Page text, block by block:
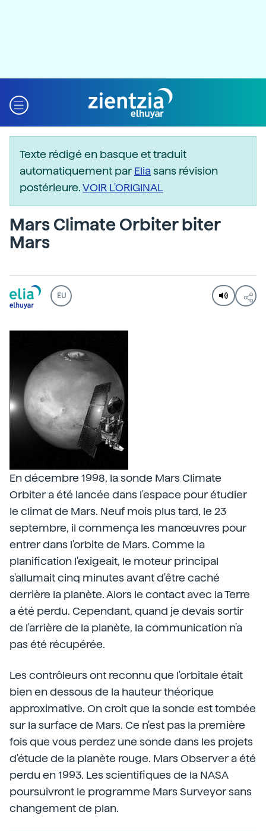
Texte rédigé en basque et traduit
automatiquement parEliasans révision
postérieure.VOIR L'ORIGINAL
Mars Climate Orbiter biter
Mars
EU
En décembre 1998, la sonde Mars Climate
Orbiter a été lancée dans l'espace pour étudier
le climat de Mars. Neuf mois plus tard, le 23
septembre, il commença les manœuvres pour
entrer dans l'orbite de Mars. Comme la
planification l'exigeait, le moteur principal
s'allumait cinq minutes avant d'être caché
derrière la planète. Alors le contact avec la Terre
a été perdu. Cependant, quand je devais sortir
de l'arrière de la planète, la communication n'a
pas été récupérée.
Les contrôleurs ont reconnu que l'orbitale était
bien en dessous de la hauteur théorique
approximative. On croit que la sonde est tombée
sur la surface de Mars. Ce n'est pas la première
fois que vous perdez une sonde dans les projets
d'étude de la planète rouge. Mars Observer a été
perdu en 1993. Les scientifiques de la NASA
poursuivront le programme Mars Surveyor sans
changement de plan.